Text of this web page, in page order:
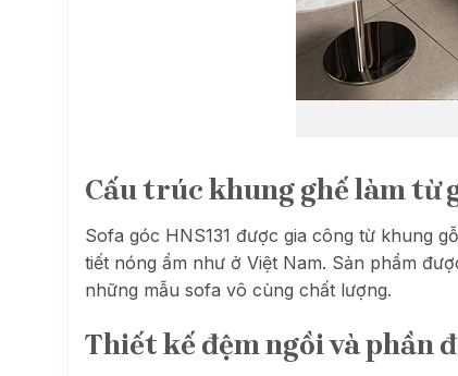
Cấu trúc khung ghế làm từ
Sofa góc HNS131 được gia công từ khung
tiết nóng ẩm như ở Việt Nam. Sản phẩm
những mẫu sofa vô cùng chất lượng.
Thiết kế đệm ngồi và phần